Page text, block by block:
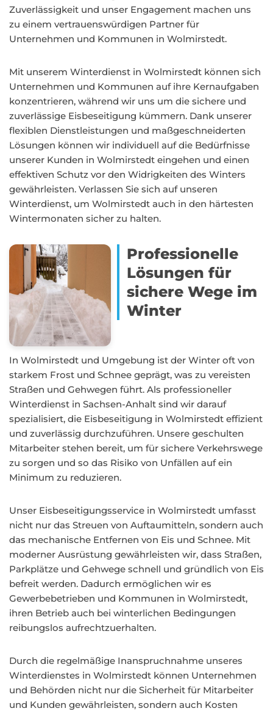
Zuverlässigkeit und unser Engagement machen uns
zu einem vertrauenswürdigen Partner für
Unternehmen und Kommunen in Wolmirstedt.
Mit unserem Winterdienst in Wolmirstedt können sich
Unternehmen und Kommunen auf ihre Kernaufgaben
konzentrieren, während wir uns um die sichere und
zuverlässige Eisbeseitigung kümmern. Dank unserer
flexiblen Dienstleistungen und maßgeschneiderten
Lösungen können wir individuell auf die Bedürfnisse
unserer Kunden in Wolmirstedt eingehen und einen
effektiven Schutz vor den Widrigkeiten des Winters
gewährleisten. Verlassen Sie sich auf unseren
Winterdienst, um Wolmirstedt auch in den härtesten
Wintermonaten sicher zu halten.
Professionelle
Lösungen für
sichere Wege im
Winter
In Wolmirstedt und Umgebung ist der Winter oft von
starkem Frost und Schnee geprägt, was zu vereisten
Straßen und Gehwegen führt. Als professioneller
Winterdienst in Sachsen-Anhalt sind wir darauf
spezialisiert, die Eisbeseitigung in Wolmirstedt effizient
und zuverlässig durchzuführen. Unsere geschulten
Mitarbeiter stehen bereit, um für sichere Verkehrswege
zu sorgen und so das Risiko von Unfällen auf ein
Minimum zu reduzieren.
Unser Eisbeseitigungsservice in Wolmirstedt umfasst
nicht nur das Streuen von Auftaumitteln, sondern auch
das mechanische Entfernen von Eis und Schnee. Mit
moderner Ausrüstung gewährleisten wir, dass Straßen,
Parkplätze und Gehwege schnell und gründlich von Eis
befreit werden. Dadurch ermöglichen wir es
Gewerbebetrieben und Kommunen in Wolmirstedt,
ihren Betrieb auch bei winterlichen Bedingungen
reibungslos aufrechtzuerhalten.
Durch die regelmäßige Inanspruchnahme unseres
Winterdienstes in Wolmirstedt können Unternehmen
und Behörden nicht nur die Sicherheit für Mitarbeiter
und Kunden gewährleisten, sondern auch Kosten